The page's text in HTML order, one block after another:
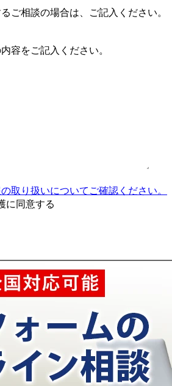
ご相談の場合は、ご記入ください。
容をご記入ください。
取り扱いについてご確認ください。
に同意する